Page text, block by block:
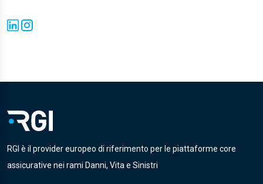
RGI è il provider europeo di riferimento per le piattaforme core
assicurative nei rami Danni, Vita e Sinistri